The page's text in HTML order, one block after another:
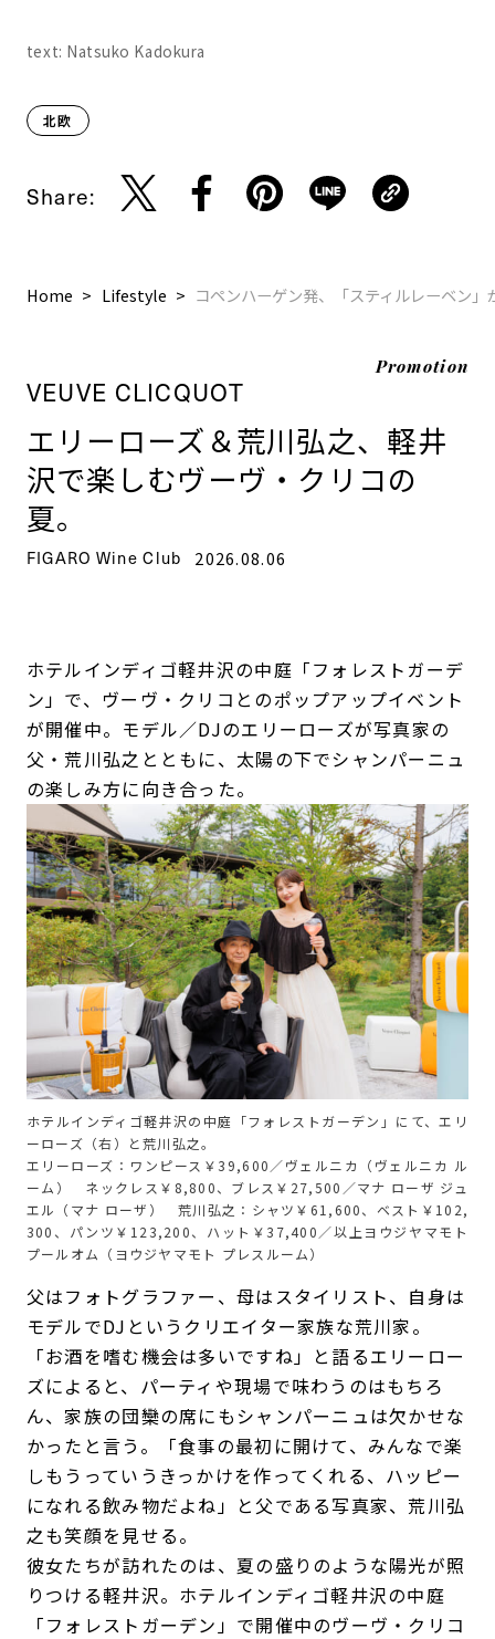
text: Natsuko Kadokura
北欧
Share:
Home Lifestyle コペンハーゲン発、「スティルレーベン」
Promotion
VEUVE CLICQUOT
エリーローズ＆荒川弘之、軽井
沢で楽しむヴーヴ・クリコの
夏。
FIGARO Wine Club 2026.08.06
ホテルインディゴ軽井沢の中庭「フォレストガーデ
ン」で、ヴーヴ・クリコとのポップアップイベント
が開催中。モデル／DJのエリーローズが写真家の
父・荒川弘之とともに、太陽の下でシャンパーニュ
の楽しみ方に向き合った。
ホテルインディゴ軽井沢の中庭「フォレストガーデン」にて、エリ
ーローズ（右）と荒川弘之。
エリーローズ：ワンピース￥39,600／ヴェルニカ（ヴェルニカ ル
ーム） ネックレス￥8,800、ブレス￥27,500／マナ ローザ ジュ
エル（マナ ローザ） 荒川弘之：シャツ￥61,600、ベスト￥102,
300、パンツ￥123,200、ハット￥37,400／以上ヨウジヤマモト
プールオム（ヨウジヤマモト プレスルーム）
父はフォトグラファー、母はスタイリスト、自身は
モデルでDJというクリエイター家族な荒川家。
「お酒を嗜む機会は多いですね」と語るエリーロー
ズによると、パーティや現場で味わうのはもちろ
ん、家族の団欒の席にもシャンパーニュは欠かせな
かったと言う。「食事の最初に開けて、みんなで楽
しもうっていうきっかけを作ってくれる、ハッピー
になれる飲み物だよね」と父である写真家、荒川弘
之も笑顔を見せる。
彼女たちが訪れたのは、夏の盛りのような陽光が照
りつける軽井沢。ホテルインディゴ軽井沢の中庭
「フォレストガーデン」で開催中のヴーヴ・クリコ